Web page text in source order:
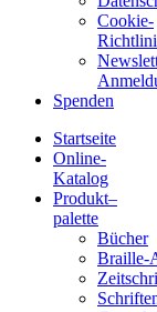
Cookie-
Spenden
Verlag
Startseite
Online-
Katalog
Produkt–
palette
Bücher
Braille-